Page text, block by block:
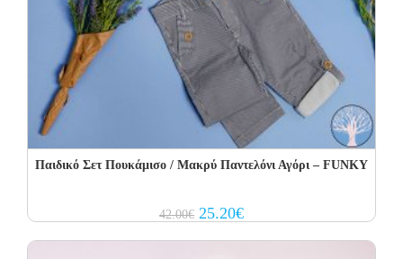
Παιδικό Σετ Πουκάμισο / Μακρύ Παντελόνι Αγόρι – FUNKY
42.00€ Original
price
25.20€Current
price